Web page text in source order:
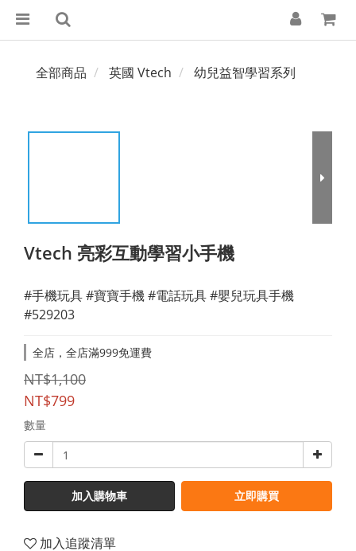
全部商品 英國 Vtech 幼兒益智學習系列
Vtech 亮彩互動學習小手機
#手機玩具 #寶寶手機 #電話玩具 #嬰兒玩具手機
#529203
全店，全店滿999免運費
NT$1,100
NT$799
數量
加入購物車 立即購買
加入追蹤清單